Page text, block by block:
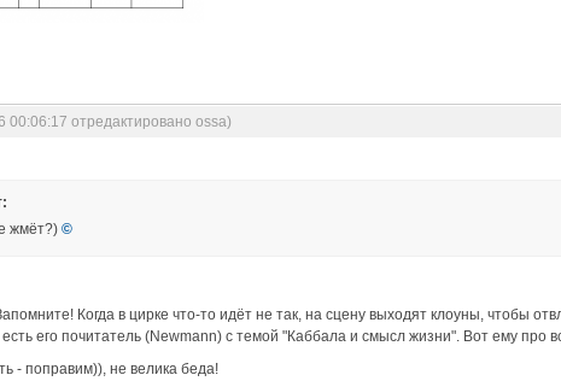
00:06:17 отредактировано ossa)
жмёт?)©
Когда в цирке что-то идёт не так, на сцену выходят клоуны, чтобы
его почитатель (Newmann) с темой "Каббала и смысл жизни". Вот ему про
- поправим)), не велика беда!